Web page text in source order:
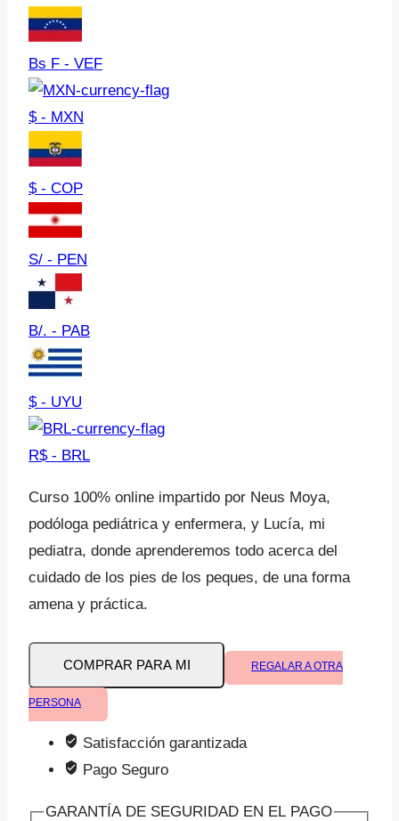
Bs F - VEF
$ - MXN
$ - COP
S/ - PEN
B/. - PAB
$ - UYU
R$ - BRL
Curso 100% online impartido por Neus Moya,
podóloga pediátrica y enfermera, y Lucía, mi
pediatra, donde aprenderemos todo acerca del
cuidado de los pies de los peques, de una forma
amena y práctica.
Cuidados
pie
infantil
cantidad
COMPRAR PARA MI REGALAR A OTRA
PERSONA
Satisfacción garantizada
Pago Seguro
GARANTÍA DE SEGURIDAD EN EL PAGO